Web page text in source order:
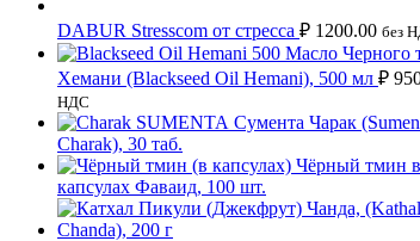
DABUR Stresscom от стресса ₽ 1200.00 без
Масло Черного
Хемани (Blackseed Oil Hemani), 500 мл ₽
НДС
Сумента Чарак
Charak), 30 таб.
Чёрный тмин в
капсулах Фаваид, 100 шт.